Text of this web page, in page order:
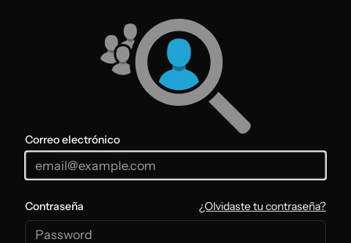
Correo electrónico
Contraseña ¿Olvidaste tu contraseña?